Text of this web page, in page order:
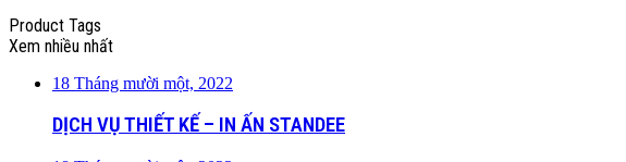
Product Tags
Xem nhiều nhất
18 Tháng mười một, 2022
DỊCH VỤ THIẾT KẾ – IN ẤN STANDEE